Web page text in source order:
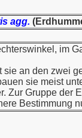
agg.
im
sie an den zwei
sie meist
Zur Gruppe der
Bestimmung